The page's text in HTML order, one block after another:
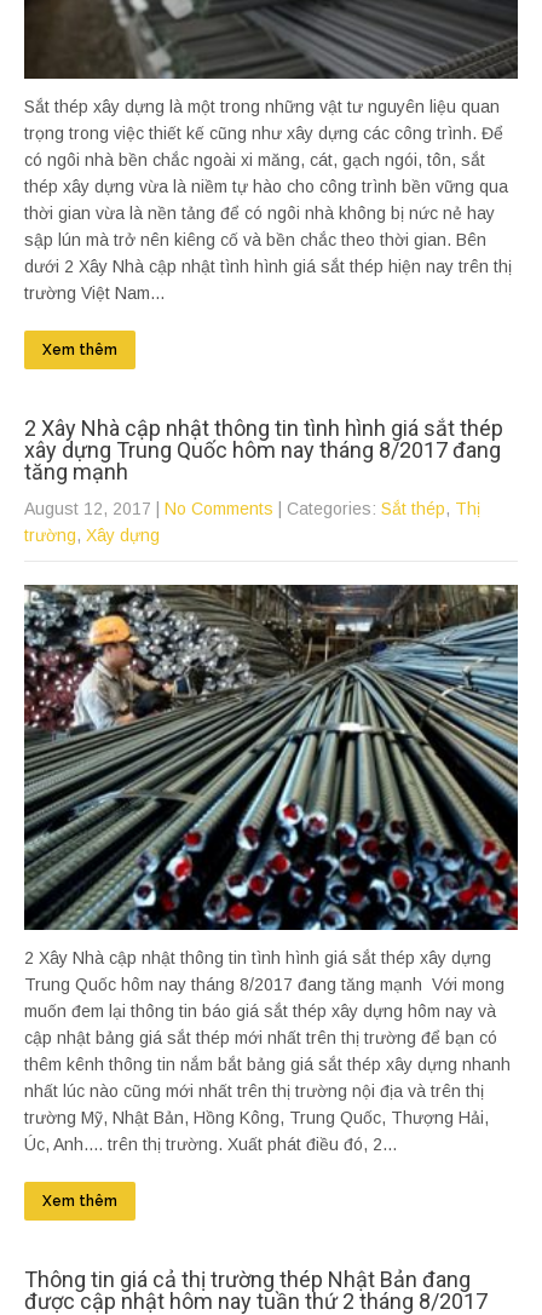
Sắt thép xây dựng là một trong những vật tư nguyên liệu quan
trọng trong việc thiết kế cũng như xây dựng các công trình. Để
có ngôi nhà bền chắc ngoài xi măng, cát, gạch ngói, tôn, sắt
thép xây dựng vừa là niềm tự hào cho công trình bền vững qua
thời gian vừa là nền tảng để có ngôi nhà không bị nức nẻ hay
sập lún mà trở nên kiêng cố và bền chắc theo thời gian. Bên
dưới 2 Xây Nhà cập nhật tình hình giá sắt thép hiện nay trên thị
trường Việt Nam...
Xem thêm
2 Xây Nhà cập nhật thông tin tình hình giá sắt thép
xây dựng Trung Quốc hôm nay tháng 8/2017 đang
tăng mạnh
August 12, 2017 No Comments | Categories: Sắt thép, Thị
trường, Xây dựng
2 Xây Nhà cập nhật thông tin tình hình giá sắt thép xây dựng
Trung Quốc hôm nay tháng 8/2017 đang tăng mạnh Với mong
muốn đem lại thông tin báo giá sắt thép xây dựng hôm nay và
cập nhật bảng giá sắt thép mới nhất trên thị trường để bạn có
thêm kênh thông tin nắm bắt bảng giá sắt thép xây dựng nhanh
nhất lúc nào cũng mới nhất trên thị trường nội địa và trên thị
trường Mỹ, Nhật Bản, Hồng Kông, Trung Quốc, Thượng Hải,
Úc, Anh.... trên thị trường. Xuất phát điều đó, 2...
Xem thêm
Thông tin giá cả thị trường thép Nhật Bản đang
được cập nhật hôm nay tuần thứ 2 tháng 8/2017